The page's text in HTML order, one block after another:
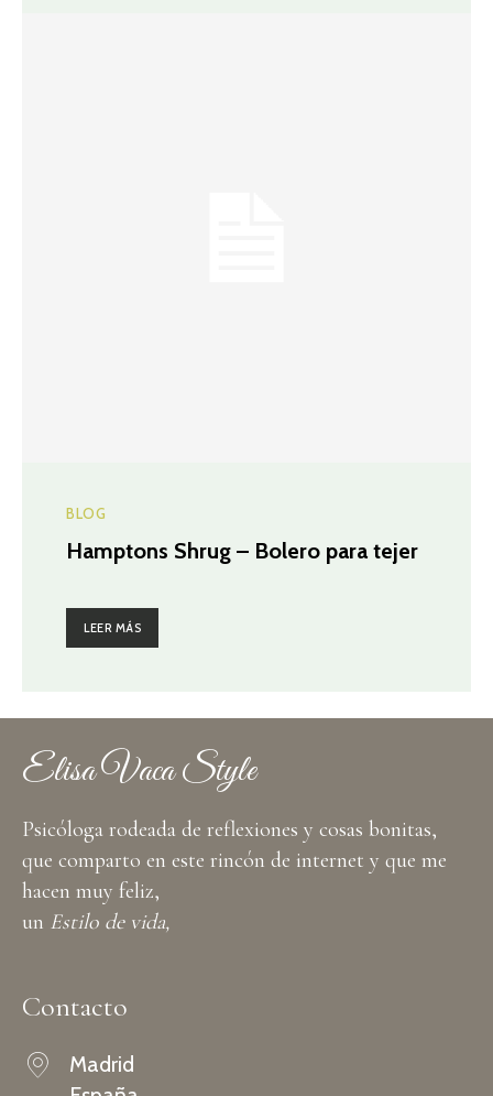
BLOG
Hamptons Shrug – Bolero para tejer
LEER MÁS
Elisa Vaca Style
Psicóloga rodeada de reflexiones y cosas bonitas,
que comparto en este rincón de internet y que me
hacen muy feliz,
un Estilo de vida,
Contacto
Madrid